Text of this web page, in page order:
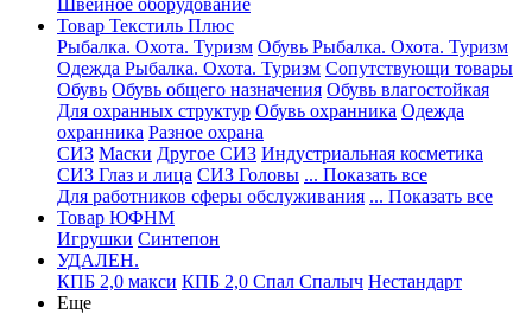
Швейное оборудование
Товар Текстиль Плюс
Рыбалка. Охота. Туризм Обувь Рыбалка. Охота. Туризм
Одежда Рыбалка. Охота. Туризм Сопутствующи товары
Обувь Обувь общего назначения Обувь влагостойкая
Для охранных структур Обувь охранника Одежда
охранника Разное охрана
СИЗ Маски Другое СИЗ Индустриальная косметика
СИЗ Глаз и лица СИЗ Головы ... Показать все
Для работников сферы обслуживания ... Показать все
Товар ЮФНМ
Игрушки Синтепон
УДАЛЕН.
КПБ 2,0 макси КПБ 2,0 Спал Спалыч Нестандарт
Еще